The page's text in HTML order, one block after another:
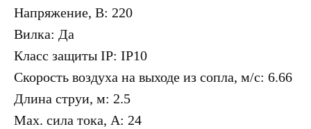
Напряжение, В: 220
Вилка: Да
Класс защиты IP: IP10
Скорость воздуха на выходе из сопла, м/с: 6.66
Длина струи, м: 2.5
Max. сила тока, А: 24